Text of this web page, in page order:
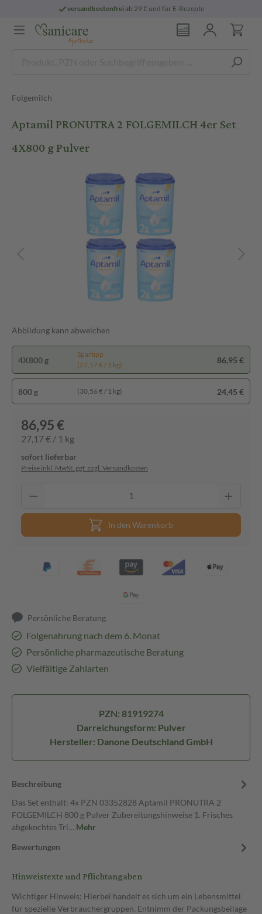
versandkostenfreiab 29 € und für E-Rezepte
Folgemilch
Aptamil PRONUTRA 2 FOLGEMILCH 4er Set
4X800 g Pulver
Abbildung kann abweichen
4X800 g
Spartipp
(27,17 € / 1 kg)
86,95 €
800 g (30,56 € / 1 kg) 24,45 €
86,95 €
27,17 € / 1 kg
sofort lieferbar
Preise inkl. MwSt. ggf. zzgl. Versandkosten
In den Warenkorb
Persönliche Beratung
Folgenahrung nach dem 6. Monat
Persönliche pharmazeutische Beratung
Vielfältige Zahlarten
PZN: 81919274
Darreichungsform: Pulver
Hersteller: Danone Deutschland GmbH
Beschreibung
Das Set enthält: 4x PZN 03352828 Aptamil PRONUTRA 2
FOLGEMILCH 800 g Pulver Zubereitungshinweise 1. Frisches
abgekochtes Tri… Mehr
Bewertungen
Hinweistexte und Pflichtangaben
Wichtiger Hinweis: Hierbei handelt es sich um ein Lebensmittel
für spezielle Verbrauchergruppen. Entnimm der Packungsbeilage